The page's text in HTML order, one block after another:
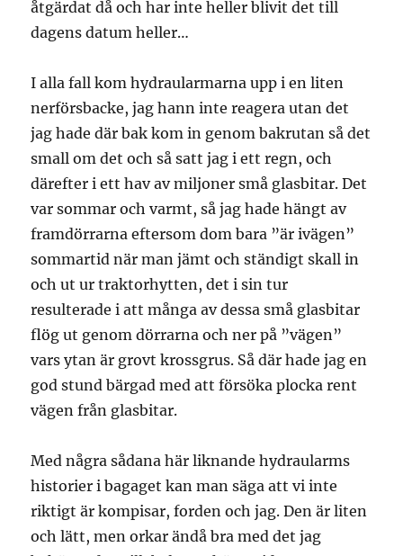
åtgärdat då och har inte heller blivit det till
dagens datum heller…
I alla fall kom hydraularmarna upp i en liten
nerförsbacke, jag hann inte reagera utan det
jag hade där bak kom in genom bakrutan så det
small om det och så satt jag i ett regn, och
därefter i ett hav av miljoner små glasbitar. Det
var sommar och varmt, så jag hade hängt av
framdörrarna eftersom dom bara ”är ivägen”
sommartid när man jämt och ständigt skall in
och ut ur traktorhytten, det i sin tur
resulterade i att många av dessa små glasbitar
flög ut genom dörrarna och ner på ”vägen”
vars ytan är grovt krossgrus. Så där hade jag en
god stund bärgad med att försöka plocka rent
vägen från glasbitar.
Med några sådana här liknande hydraularms
historier i bagaget kan man säga att vi inte
riktigt är kompisar, forden och jag. Den är liten
och lätt, men orkar ändå bra med det jag